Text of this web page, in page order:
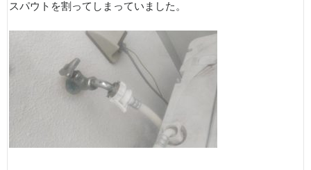
スパウトを割ってしまっていました。